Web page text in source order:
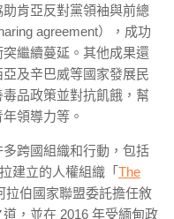
肯亞反對黨領袖與前總
agreement），成功
繼續蔓延。其他成果還
及辛巴威等國家發展民
品政策並對抗飢餓，幫
領導力等。
跨國組織和行動，包括
建立的人權組織「 The
拉伯國家聯盟委託擔任敘
，並在 2016 年受緬甸政